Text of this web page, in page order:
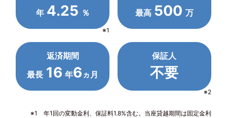
年 4.25 ％
※1
最高 500 万
返済期間
最長 16 年6 ヵ月
保証人
不要
※2
※1 年1回の変動金利、保証料1.8%含む。当座貸越期間は固定金利